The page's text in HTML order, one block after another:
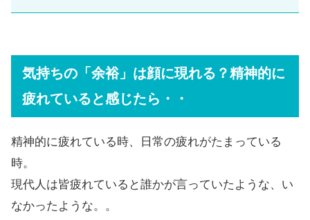
気持ちの「余裕」は顔に現れる？精神的に
疲れていると感じたら・・
精神的に疲れている時、日常の疲れがたまっている
時。
現代人は皆疲れていると誰かが言っていたような、い
なかったような。。